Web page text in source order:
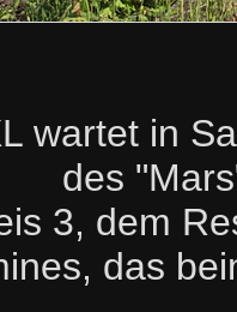
wartet in
des
3, dem
das